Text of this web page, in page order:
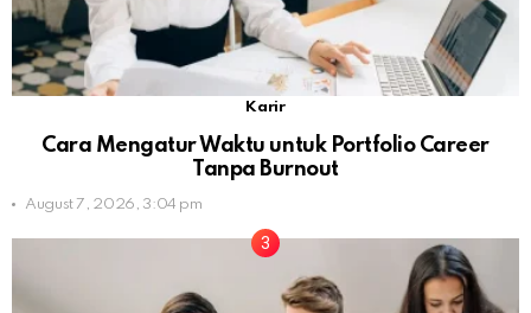
Karir
Cara Mengatur Waktu untuk Portfolio Career
Tanpa Burnout
August 7, 2026, 3:04 pm